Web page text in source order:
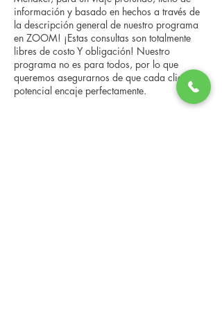
información y basado en hechos a través de
la descripción general de nuestro programa
en ZOOM! ¡Estas consultas son totalmente
libres de costo Y obligación! Nuestro
programa no es para todos, por lo que
queremos asegurarnos de que cada cliente
potencial encaje perfectamente.